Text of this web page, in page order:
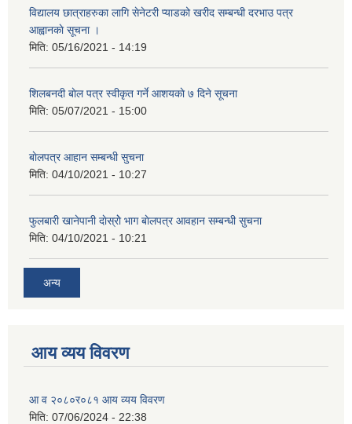
विद्यालय छात्राहरुका लागि सेनेटरी प्याडको खरीद सम्बन्धी दरभाउ पत्र
आह्वानकाे सूचना ।
मिति: 05/16/2021 - 14:19
शिलबनदी बाेल पत्र स्वीकृत गर्ने आशयकाे ७ दिने सूचना
मिति: 05/07/2021 - 15:00
बाेलपत्र आहान सम्बन्धी सुचना
मिति: 04/10/2021 - 10:27
फुलबारी खानेपानी दाेस्राेे भाग बाेलपत्र आवहान सम्बन्धी सुचना
मिति: 04/10/2021 - 10:21
अन्य
आय व्यय विवरण
आ व २०८०र०८१ आय व्यय विवरण
मिति: 07/06/2024 - 22:38